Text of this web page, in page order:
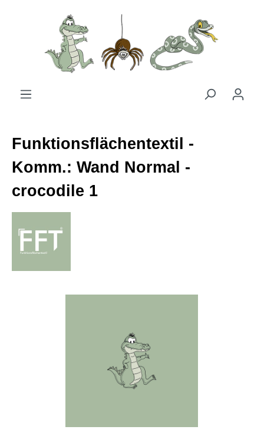
Zum Hauptinhalt springen
Funktionsflächentextil -
Komm.: Wand Normal -
crocodile 1